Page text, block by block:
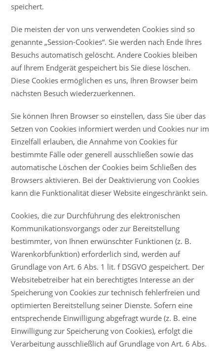
speichert.
Die meisten der von uns verwendeten Cookies sind so
genannte „Session-Cookies“. Sie werden nach Ende Ihres
Besuchs automatisch gelöscht. Andere Cookies bleiben
auf Ihrem Endgerät gespeichert bis Sie diese löschen.
Diese Cookies ermöglichen es uns, Ihren Browser beim
nächsten Besuch wiederzuerkennen.
Sie können Ihren Browser so einstellen, dass Sie über das
Setzen von Cookies informiert werden und Cookies nur im
Einzelfall erlauben, die Annahme von Cookies für
bestimmte Fälle oder generell ausschließen sowie das
automatische Löschen der Cookies beim Schließen des
Browsers aktivieren. Bei der Deaktivierung von Cookies
kann die Funktionalität dieser Website eingeschränkt sein.
Cookies, die zur Durchführung des elektronischen
Kommunikationsvorgangs oder zur Bereitstellung
bestimmter, von Ihnen erwünschter Funktionen (z. B.
Warenkorbfunktion) erforderlich sind, werden auf
Grundlage von Art. 6 Abs. 1 lit. f DSGVO gespeichert. Der
Websitebetreiber hat ein berechtigtes Interesse an der
Speicherung von Cookies zur technisch fehlerfreien und
optimierten Bereitstellung seiner Dienste. Sofern eine
entsprechende Einwilligung abgefragt wurde (z. B. eine
Einwilligung zur Speicherung von Cookies), erfolgt die
Verarbeitung ausschließlich auf Grundlage von Art. 6 Abs.